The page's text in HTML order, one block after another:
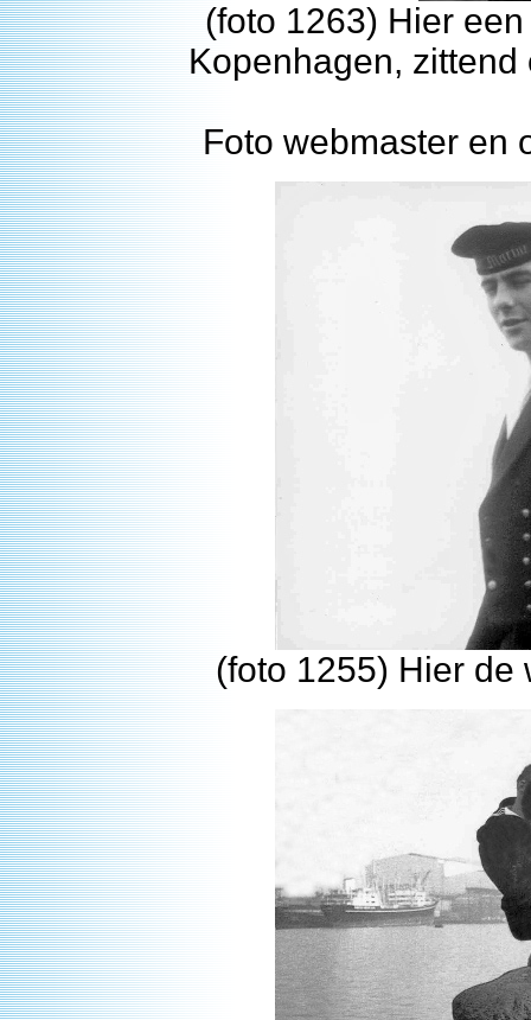
(foto 1263) Hier
Kopenhagen,
Foto webmaster en
(foto 1255) Hier de